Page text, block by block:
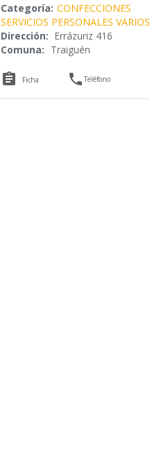
Categoría: CONFECCIONES
SERVICIOS PERSONALES VARIOS
Dirección: Errázuriz 416
Comuna: Traiguén
 Ficha Teléfono